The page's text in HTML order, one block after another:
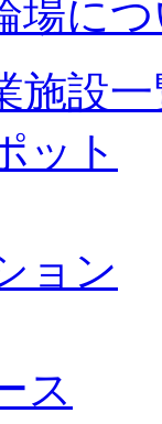
場に
施設
ット
ョン
ス